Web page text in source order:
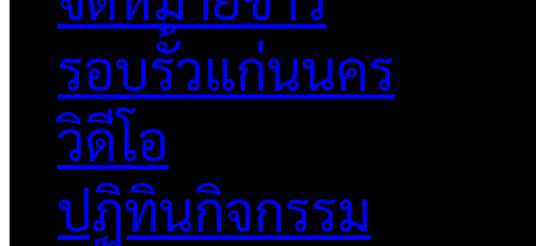
รอบรั้วแก่นนคร
วิดีโอ
ปฏิทินกิจกรรม